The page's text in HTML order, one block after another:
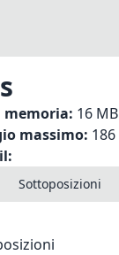
memoria: 16 MB
massimo: 186
Sottoposizioni